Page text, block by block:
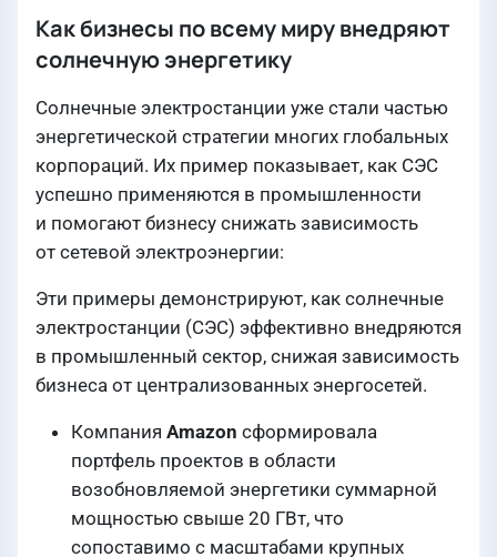
Как бизнесы по всему миру внедряют
солнечную энергетику
Солнечные электростанции уже стали частью
энергетической стратегии многих глобальных
корпораций. Их пример показывает, как СЭС
успешно применяются в промышленности
и помогают бизнесу снижать зависимость
от сетевой электроэнергии:
Эти примеры демонстрируют, как солнечные
электростанции (СЭС) эффективно внедряются
в промышленный сектор, снижая зависимость
бизнеса от централизованных энергосетей.
Компания Amazon сформировала
портфель проектов в области
возобновляемой энергетики суммарной
мощностью свыше 20 ГВт, что
сопоставимо с масштабами крупных